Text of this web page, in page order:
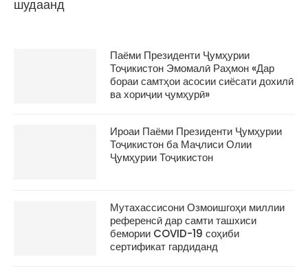
шудаанд
Паёми Президенти Ҷумҳурии
Тоҷикистон Эмомалӣ Раҳмон «Дар
бораи самтҳои асосии сиёсати дохилӣ
ва хориҷии ҷумҳурӣ»
Ироаи Паёми Президенти Ҷумҳурии
Тоҷикистон ба Маҷлиси Олии
Ҷумҳурии Тоҷикистон
Мутахассисони Озмоишгоҳи миллии
референсӣ дар самти ташхиси
бемории COVID-19 соҳиби
сертификат гардиданд